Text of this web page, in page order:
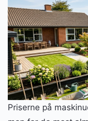
Priserne på